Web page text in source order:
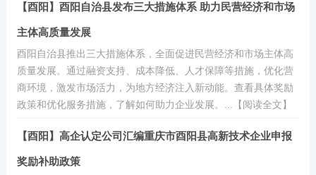
【酉阳】酉阳自治县发布三大措施体系 助力民营经济和市场
主体高质量发展
酉阳自治县推出三大措施体系，全面促进民营经济和市场主体高
质量发展。通过融资支持、成本降低、人才保障等措施，优化营
商环境，激发市场活力，为地方经济注入新动能。查看具体奖励
政策和优化服务措施，了解如何助力企业发展。...【阅读全文】
【酉阳】高企认定公司汇编重庆市酉阳县高新技术企业申报
奖励补助政策